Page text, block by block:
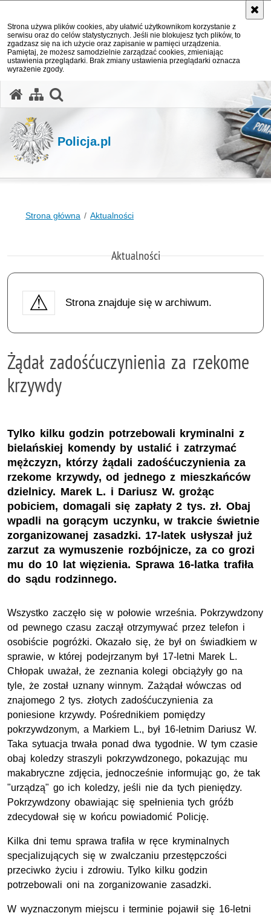
Strona używa plików cookies, aby ułatwić użytkownikom korzystanie z
serwisu oraz do celów statystycznych. Jeśli nie blokujesz tych plików, to
zgadzasz się na ich użycie oraz zapisanie w pamięci urządzenia.
Pamiętaj, że możesz samodzielnie zarządzać cookies, zmieniając
ustawienia przeglądarki. Brak zmiany ustawienia przeglądarki oznacza
wyrażenie zgody.
Policja.pl
Strona główna Aktualności
Aktualności
Strona znajduje się w archiwum.
Żądał zadośćuczynienia za rzekome
krzywdy
Tylko kilku godzin potrzebowali kryminalni z
bielańskiej komendy by ustalić i zatrzymać
mężczyzn, którzy żądali zadośćuczynienia za
rzekome krzywdy, od jednego z mieszkańców
dzielnicy. Marek L. i Dariusz W. grożąc
pobiciem, domagali się zapłaty 2 tys. zł. Obaj
wpadli na gorącym uczynku, w trakcie świetnie
zorganizowanej zasadzki. 17-latek usłyszał już
zarzut za wymuszenie rozbójnicze, za co grozi
mu do 10 lat więzienia. Sprawa 16-latka trafiła
do sądu rodzinnego.
Wszystko zaczęło się w połowie września. Pokrzywdzony
od pewnego czasu zaczął otrzymywać przez telefon i
osobiście pogróżki. Okazało się, że był on świadkiem w
sprawie, w której podejrzanym był 17-letni Marek L.
Chłopak uważał, że zeznania kolegi obciążyły go na
tyle, że został uznany winnym. Zażądał wówczas od
znajomego 2 tys. złotych zadośćuczynienia za
poniesione krzywdy. Pośrednikiem pomiędzy
pokrzywdzonym, a Markiem L., był 16-letnim Dariusz W.
Taka sytuacja trwała ponad dwa tygodnie. W tym czasie
obaj koledzy straszyli pokrzywdzonego, pokazując mu
makabryczne zdjęcia, jednocześnie informując go, że tak
"urządzą" go ich koledzy, jeśli nie da tych pieniędzy.
Pokrzywdzony obawiając się spełnienia tych gróźb
zdecydował się w końcu powiadomić Policję.
Kilka dni temu sprawa trafiła w ręce kryminalnych
specjalizujących się w zwalczaniu przestępczości
przeciwko życiu i zdrowiu. Tylko kilku godzin
potrzebowali oni na zorganizowanie zasadzki.
W wyznaczonym miejscu i terminie pojawił się 16-letni